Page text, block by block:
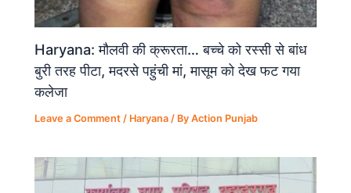
Haryana: मौलवी की क्रूरता… बच्चे को रस्सी से बांध
बुरी तरह पीटा, मदरसे पहुंची मां, मासूम को देख फट गया
कलेजा
Leave a Comment / Haryana / ByAction Punjab